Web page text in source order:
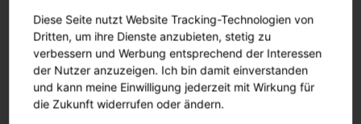
Diese Seite nutzt Website Tracking-Technologien von
Dritten, um ihre Dienste anzubieten, stetig zu
verbessern und Werbung entsprechend der Interessen
der Nutzer anzuzeigen. Ich bin damit einverstanden
und kann meine Einwilligung jederzeit mit Wirkung für
die Zukunft widerrufen oder ändern.